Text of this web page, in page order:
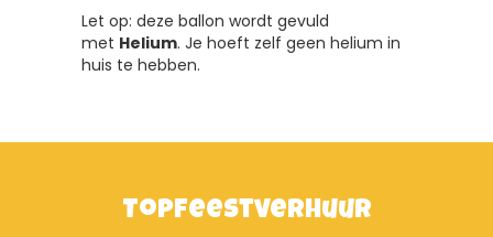
Let op: deze ballon wordt gevuld
met Helium. Je hoeft zelf geen helium in
huis te hebben.
Topfeestverhuur